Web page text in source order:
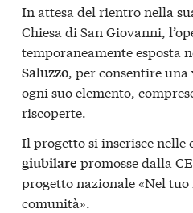
In attesa del rientro nella
Chiesa di San Giovanni,
temporaneamente esposta
Saluzzo, per consentire
ogni suo elemento,
riscoperte.
Il progetto si inserisce nelle
giubilare promosse dalla
progetto nazionale «Nel tuo
comunità».